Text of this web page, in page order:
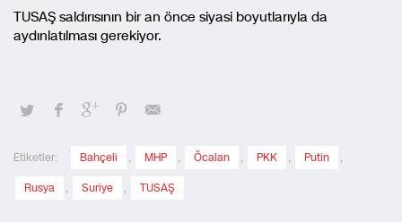
TUSAŞ saldırısının bir an önce siyasi boyutlarıyla da
aydınlatılması gerekiyor.
Etiketler: Bahçeli , MHP , Öcalan , PKK , Putin ,
Rusya , Suriye , TUSAŞ